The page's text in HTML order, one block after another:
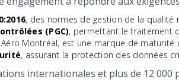
, des normes de gestion de la qualité
(PGC), permettant le traitement
Montréal, est une marque de maturité
, assurant la protection des données
internationales et plus de 12